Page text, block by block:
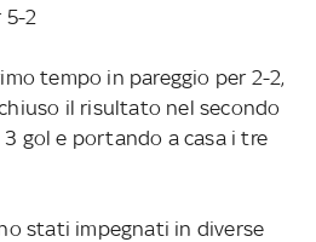
5-2
tempo in pareggio per 2-2,
il risultato nel secondo
gol e portando a casa i tre
stati impegnati in diverse